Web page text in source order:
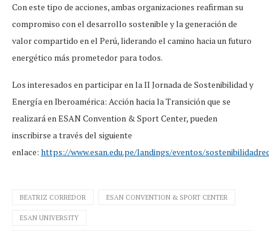
Con este tipo de acciones, ambas organizaciones reafirman su
compromiso con el desarrollo sostenible y la generación de
valor compartido en el Perú, liderando el camino hacia un futuro
energético más prometedor para todos.
Los interesados en participar en la II Jornada de Sostenibilidad y
Energía en Iberoamérica: Acción hacia la Transición que se
realizará en ESAN Convention & Sport Center, pueden
inscribirse a través del siguiente
enlace: https://www.esan.edu.pe/landings/eventos/
BEATRIZ CORREDOR ESAN CONVENTION & SPORT CENTER
ESAN UNIVERSITY